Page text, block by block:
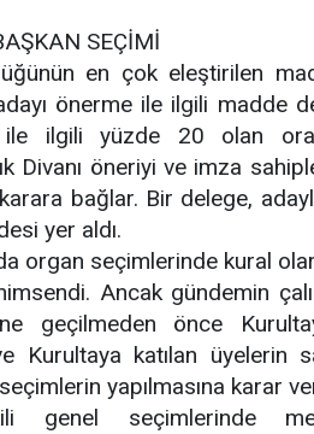
SEÇİMİ
en çok eleştirilen
önerme ile ilgili madde
ile ilgili yüzde 20 olan
Divanı öneriyi ve imza
bağlar. Bir delege,
yer aldı.
organ seçimlerinde kural
Ancak gündemin
geçilmeden önce
Kurultaya katılan üyelerin
yapılmasına karar
genel seçimlerinde